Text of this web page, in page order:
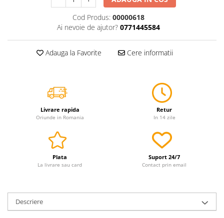
Cod Produs: 00000618
Ai nevoie de ajutor? 0771445584
Adauga la Favorite Cere informatii
Livrare rapida
Oriunde in Romania
Retur
In 14 zile
Plata
La livrare sau card
Suport 24/7
Contact prin email
Descriere